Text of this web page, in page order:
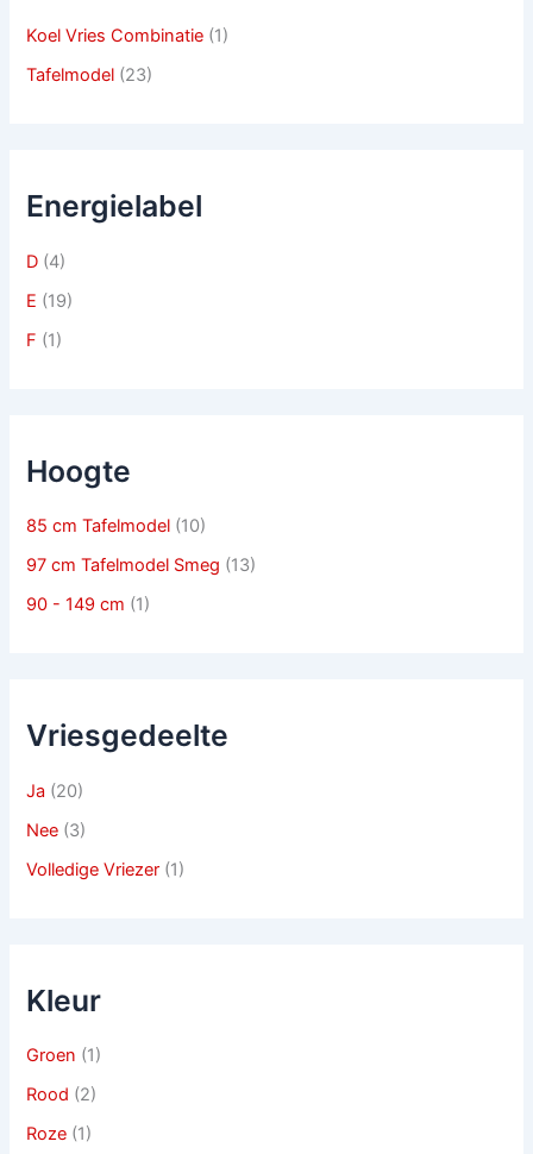
Koel Vries Combinatie (1)
Tafelmodel (23)
Energielabel
D (4)
E (19)
F (1)
Hoogte
85 cm Tafelmodel (10)
97 cm Tafelmodel Smeg (13)
90 - 149 cm (1)
Vriesgedeelte
Ja (20)
Nee (3)
Volledige Vriezer (1)
Kleur
Groen (1)
Rood (2)
Roze (1)